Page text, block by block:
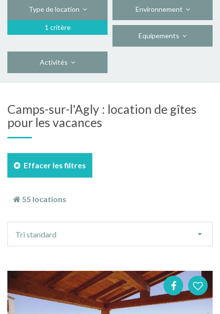
Type de location
1 critère
Environnement
Equipements
Activités
Camps-sur-l'Agly : location de gîtes
pour les vacances
Effacer les filtres
55 locations
tri
Tri standard